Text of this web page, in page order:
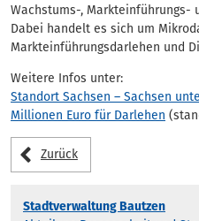
Wachstums-, Markteinführungs-
Dabei handelt es sich um
Markteinführungsdarlehen und
Weitere Infos unter:
Standort Sachsen – Sachsen
Millionen Euro für Darlehen
Zurück
Stadtverwaltung Bautzen